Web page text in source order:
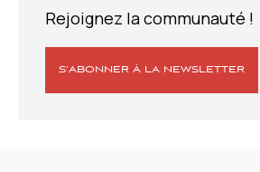
Rejoignez la communauté !
S’ABONNER À LA NEWSLETTER